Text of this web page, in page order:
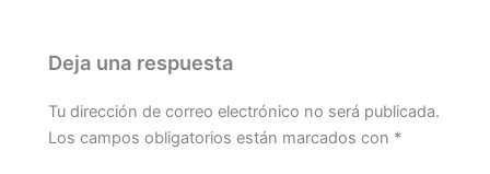
Deja una respuesta
Tu dirección de correo electrónico no será publicada.
Los campos obligatorios están marcados con *